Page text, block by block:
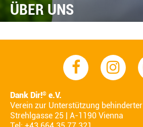
ÜBER UNS
Dank Dir!® e.V.
Verein zur Unterstützung
Strehlgasse 25 | A-1190 Vienna